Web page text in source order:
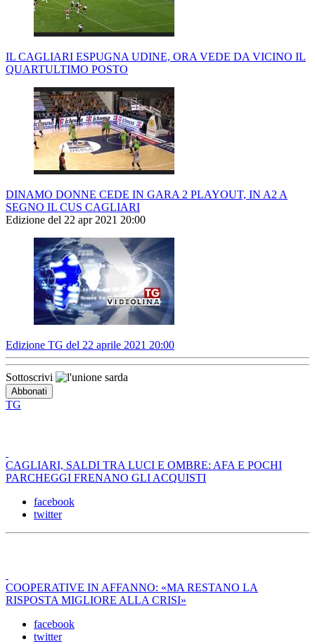
IL CAGLIARI ESPUGNA UDINE, ORA VEDE DA VICINO IL
QUARTULTIMO POSTO
DINAMO DONNE CEDE IN GARA 2 PLAYOUT, IN A2 A
SEGNO IL CUS CAGLIARI
Edizione del 22 apr 2021 20:00
Edizione TG del 22 aprile 2021 20:00
Sottoscrivi
TG
CAGLIARI, SALDI TRA LUCI E OMBRE: AFA E POCHI
PARCHEGGI FRENANO GLI ACQUISTI
facebook
twitter
COOPERATIVE IN AFFANNO: «MA RESTANO LA
RISPOSTA MIGLIORE ALLA CRISI»
facebook
twitter